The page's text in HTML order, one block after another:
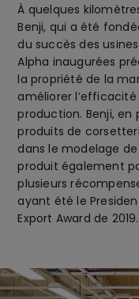
À quelques
Benji, qui a été
du succès des
Alpha inaugurées
la propriété de la
améliorer
production. Benji,
produits de
dans le modelage
produit également
plusieurs
ayant été le
Export Award de 2019.